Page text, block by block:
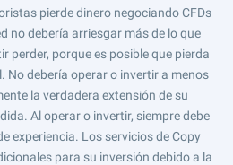
pierde dinero negociando CFDs
no debería arriesgar más de lo que
perder, porque es posible que pierda
No debería operar o invertir a menos
la verdadera extensión de su
Al operar o invertir, siempre debe
experiencia. Los servicios de Copy
para su inversión debido a la